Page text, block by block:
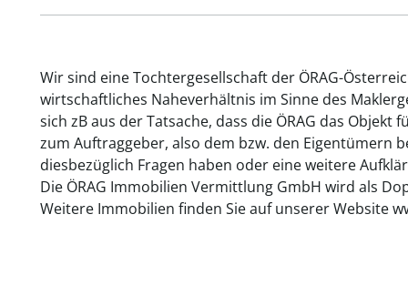
Wir sind eine Tochtergesellschaft der ÖRAG-
wirtschaftliches Naheverhältnis im Sinne des
sich zB aus der Tatsache, dass die ÖRAG das
zum Auftraggeber, also dem bzw. den Eigentümern
diesbezüglich Fragen haben oder eine weitere
Die ÖRAG Immobilien Vermittlung GmbH wird als
Weitere Immobilien finden Sie auf unserer Website